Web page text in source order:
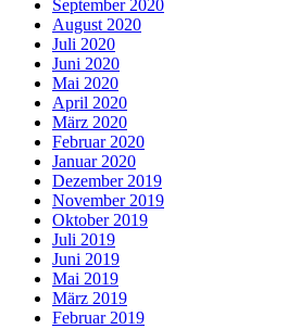
September 2020
August 2020
Juli 2020
Juni 2020
Mai 2020
April 2020
März 2020
Februar 2020
Januar 2020
Dezember 2019
November 2019
Oktober 2019
Juli 2019
Juni 2019
Mai 2019
März 2019
Februar 2019